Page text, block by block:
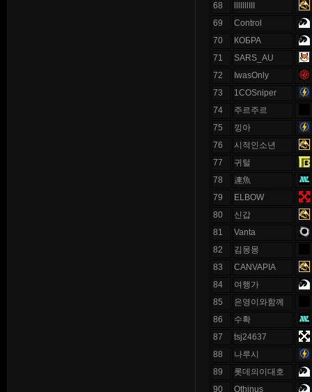
68
69
Control
70
КОБРА
71
SARS_AU
72
IwasOnly
73
1COSniper
74
주르주르
75
낑아
76
시적인소년
77
귀털
78
連魚
79
ELBOW
80
신갑
81
Vanta
82
김몽몽
83
CANVAPIA
84
여행가
85
은영이와함께
86
수확
87
tsj24637
88
나루시
89
롯데의이대호
90
Othinus